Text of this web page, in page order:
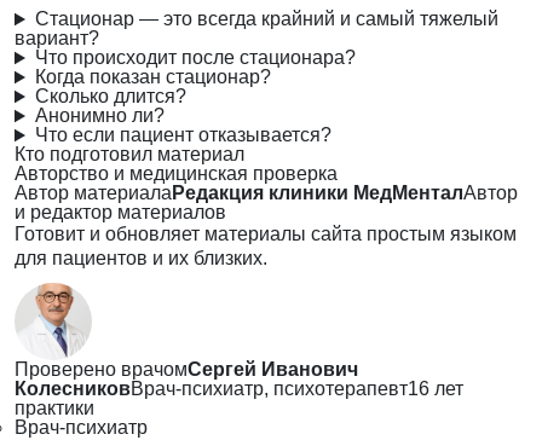
Стационар — это всегда крайний и самый тяжелый
вариант?
Что происходит после стационара?
Когда показан стационар?
Сколько длится?
Анонимно ли?
Что если пациент отказывается?
Кто подготовил материал
Авторство и медицинская проверка
Автор материала Редакция клиники МедМенталАвтор
и редактор материалов
Готовит и обновляет материалы сайта простым языком
для пациентов и их близких.
Проверено врачомСергей Иванович
КолесниковВрач-психиатр, психотерапевт16 лет
практики
Врач-психиатр